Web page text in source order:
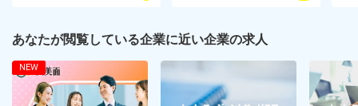
あなたが閲覧している企業に近い企業の求人
NEW